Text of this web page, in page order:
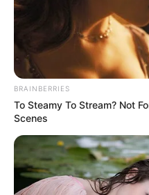
BRAINBERRIES
To Steamy To Stream? Not
Scenes